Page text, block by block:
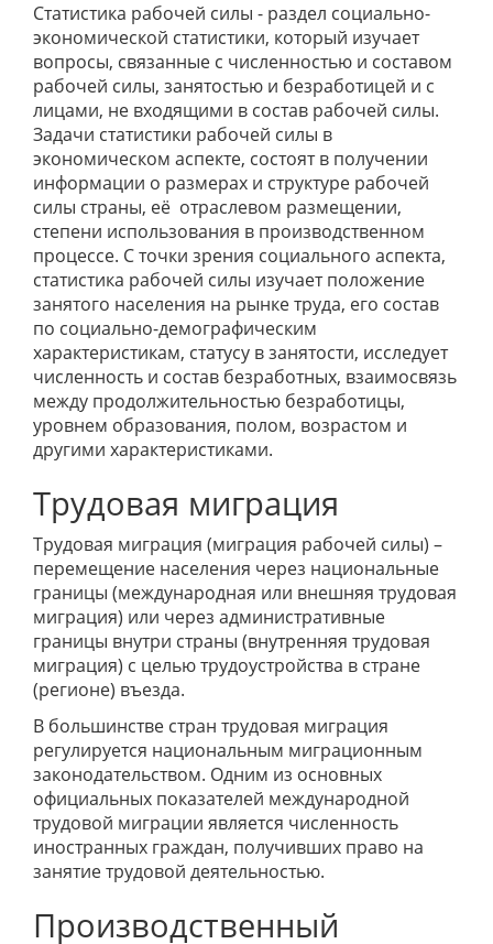
Статистика рабочей силы - раздел социально-
экономической статистики, который изучает
вопросы, связанные с численностью и составом
рабочей силы, занятостью и безработицей и с
лицами, не входящими в состав рабочей силы.
Задачи статистики рабочей силы в
экономическом аспекте, состоят в получении
информации о размерах и структуре рабочей
силы страны, её отраслевом размещении,
степени использования в производственном
процессе. С точки зрения социального аспекта,
статистика рабочей силы изучает положение
занятого населения на рынке труда, его состав
по социально-демографическим
характеристикам, статусу в занятости, исследует
численность и состав безработных, взаимосвязь
между продолжительностью безработицы,
уровнем образования, полом, возрастом и
другими характеристиками.
Трудовая миграция
Трудовая миграция (миграция рабочей силы) –
перемещение населения через национальные
границы (международная или внешняя трудовая
миграция) или через административные
границы внутри страны (внутренняя трудовая
миграция) с целью трудоустройства в стране
(регионе) въезда.
В большинстве стран трудовая миграция
регулируется национальным миграционным
законодательством. Одним из основных
официальных показателей международной
трудовой миграции является численность
иностранных граждан, получивших право на
занятие трудовой деятельностью.
Производственный